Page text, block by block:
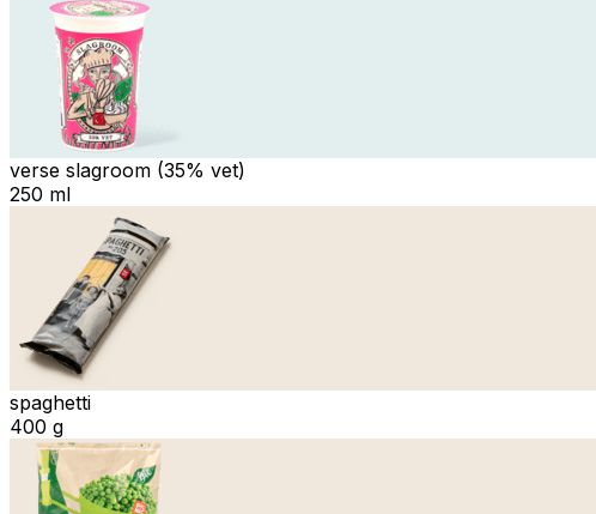
verse slagroom (35% vet)
250 ml
spaghetti
400 g